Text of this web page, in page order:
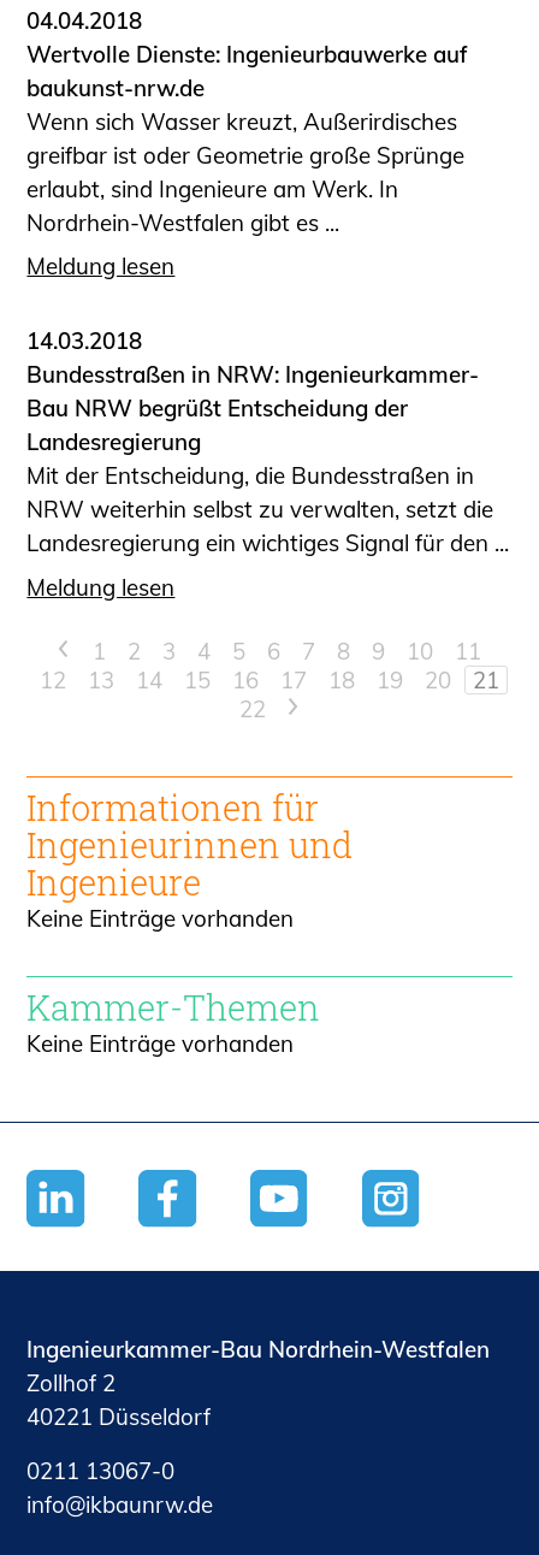
04.04.2018
Wertvolle Dienste: Ingenieurbauwerke auf
baukunst-nrw.de
Wenn sich Wasser kreuzt, Außerirdisches
greifbar ist oder Geometrie große Sprünge
erlaubt, sind Ingenieure am Werk. In
Nordrhein-Westfalen gibt es ...
Meldung lesen
14.03.2018
Bundesstraßen in NRW: Ingenieurkammer-
Bau NRW begrüßt Entscheidung der
Landesregierung
Mit der Entscheidung, die Bundesstraßen in
NRW weiterhin selbst zu verwalten, setzt die
Landesregierung ein wichtiges Signal für den ...
Meldung lesen
< 1 2 3 4 5 6 7 8 9 10
11
12
13 14 15 16 17 18 19 20
21
22
>
Informationen für
Ingenieurinnen und
Ingenieure
Keine Einträge vorhanden
Kammer-Themen
Keine Einträge vorhanden
Ingenieurkammer-Bau Nordrhein-Westfalen
Zollhof 2
40221 Düsseldorf
0211 13067-0
nf
kb nrwd